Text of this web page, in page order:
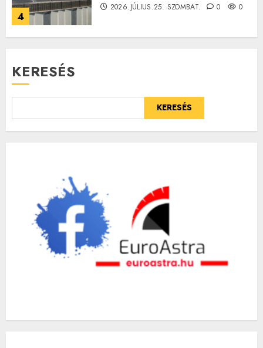
4
2026.JÚLIUS.25. SZOMBAT. 0 0
KERESÉS
KERESÉS